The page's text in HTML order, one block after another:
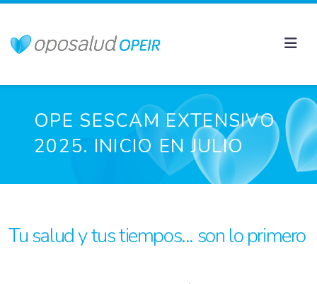
OPE SESCAM EXTENSIVO
2025. INICIO EN JULIO
Tu salud y tus tiempos... son lo primero